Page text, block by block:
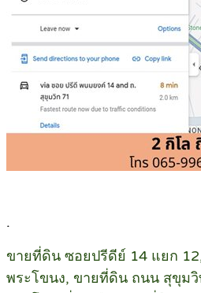
.
ขายที่ดิน ซอยปรีดีย์ 14 แยก
พระโขนง, ขายที่ดิน ถนน สุขุม